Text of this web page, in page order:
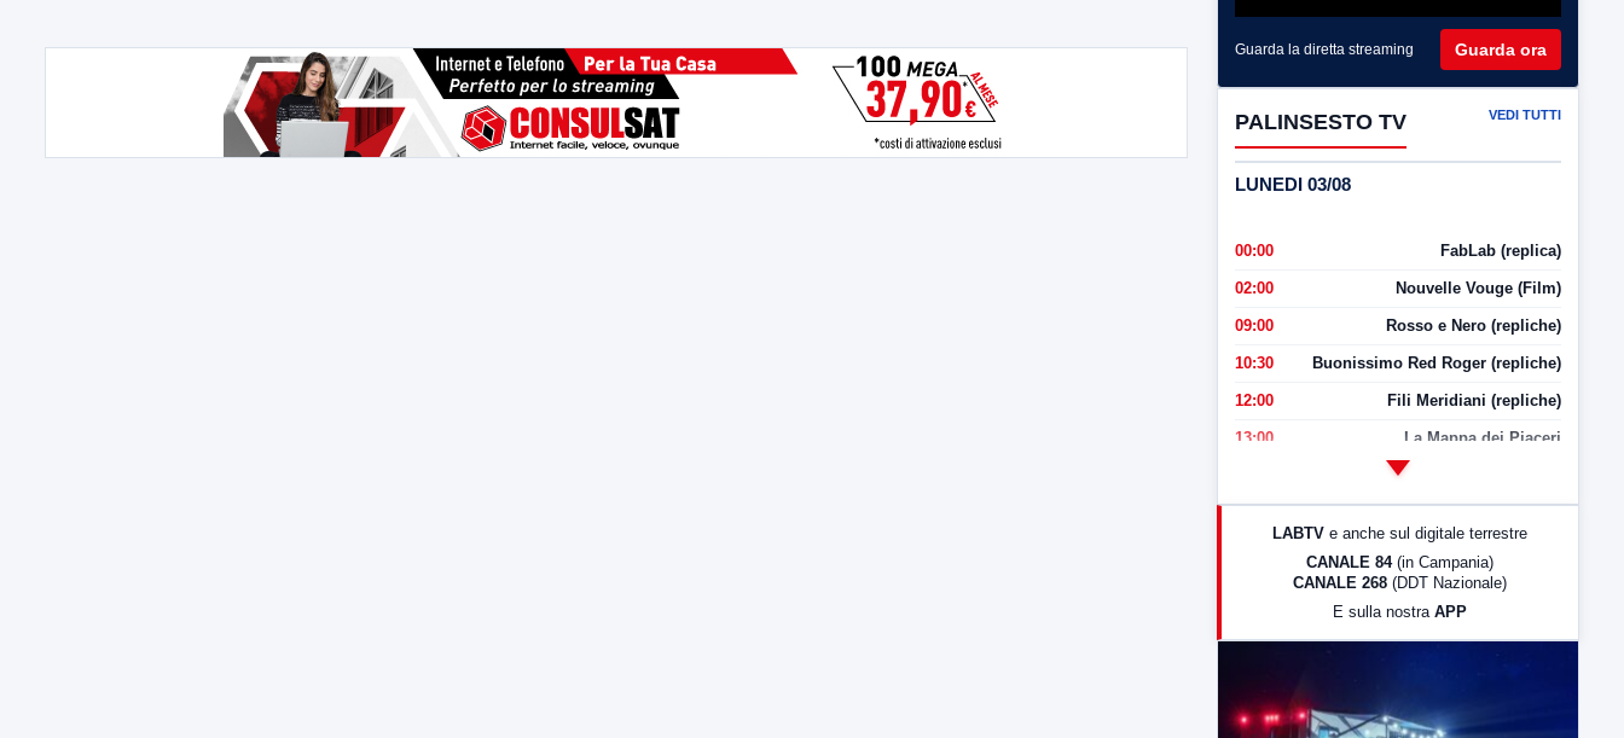
Guarda la diretta streaming Guarda ora
PALINSESTO TV VEDI TUTTI
LUNEDI 03/08
00:00 FabLab (replica)
02:00 Nouvelle Vouge (Film)
09:00 Rosso e Nero (repliche)
10:30 Buonissimo Red Roger (repliche)
12:00 Fili Meridiani (repliche)
13:00 La Mappa dei Piaceri
LabNews (Diretta)
LABTV e anche sul digitale terrestre
CANALE 84 (in Campania)
CANALE 268 (DDT Nazionale)
E sulla nostra APP